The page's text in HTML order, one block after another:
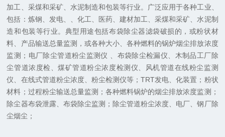
加工、采煤和采矿、水泥制造和包装等行业。广泛应用于各种工业、
包括：炼钢、发电、、化工、医药、建材加工、采煤和采矿、水泥制
造和包装等行业。典型用途包括布袋除尘器滤袋破损的，或粉状材
料、产品输送总量监测，或各种大小、各种燃料的锅炉烟尘排放浓度
监测；电厂除尘管道粉尘监测仪 、布袋除尘检漏仪、木制品工厂除
尘管道浓度检、煤矿管道粉尘浓度检测仪、风机管道在线粉尘监测
仪、在线式管道粉尘浓度、粉尘检测仪等；TRT发电、化装置；粉状
材料；过程粉尘输送总量监测；各种燃料锅炉的烟尘排放浓度监测；
除尘器布袋泄露、布袋除尘监测；除尘管道粉尘浓度、电厂、钢厂除
尘烟尘；